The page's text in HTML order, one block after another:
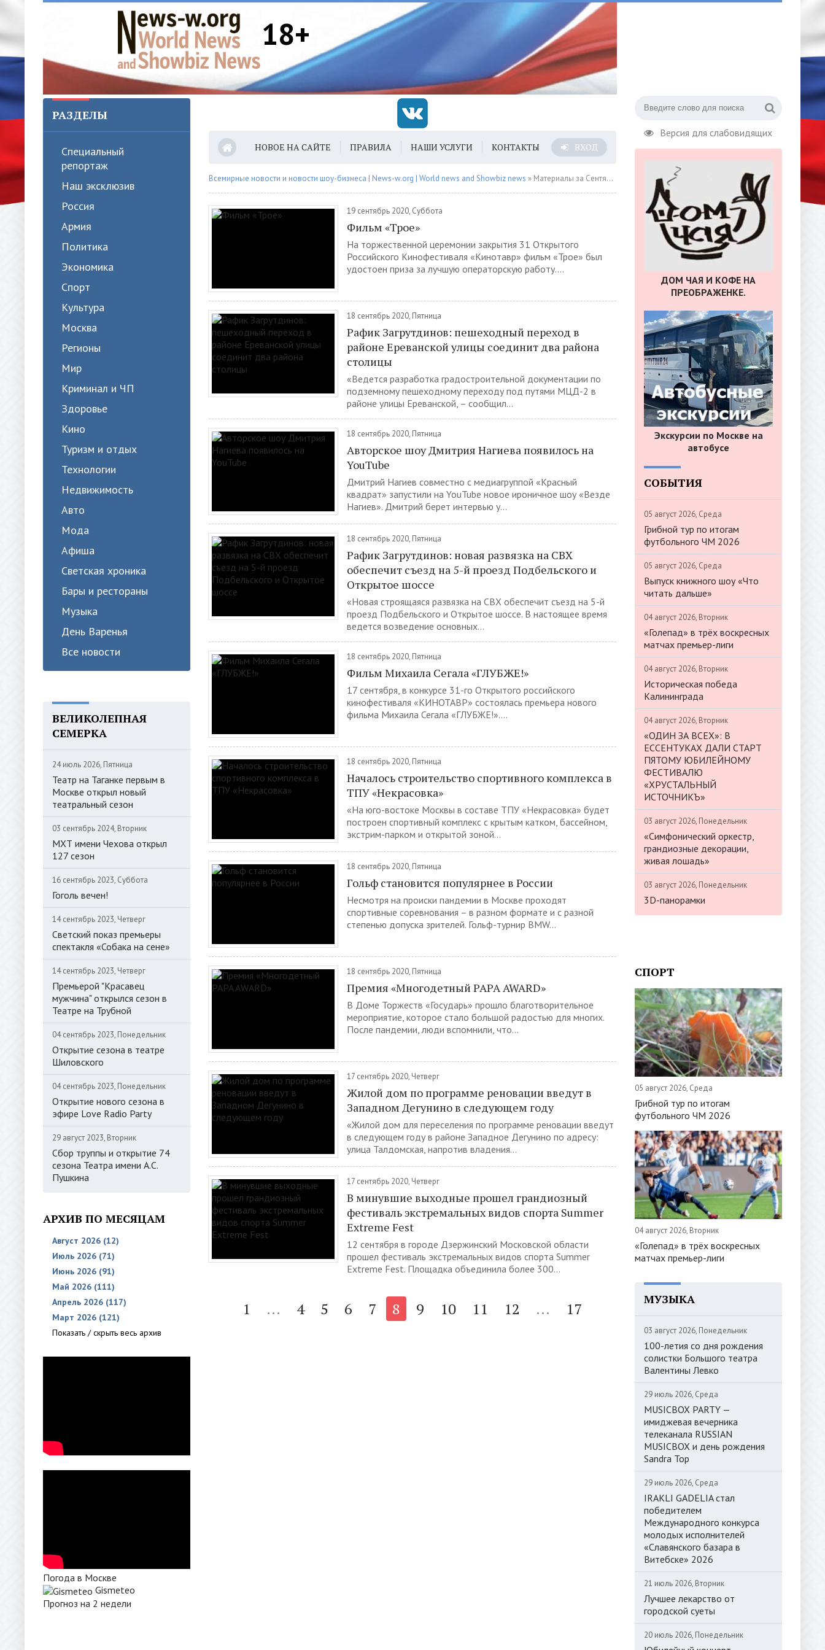
18+
Версия для слабовидящих
РАЗДЕЛЫ
Специальный
репортаж
Наш эксклюзив
Россия
Армия
Политика
Экономика
Спорт
Культура
Москва
Регионы
Мир
Криминал и ЧП
Здоровье
Кино
Туризм и отдых
Технологии
Недвижимость
Авто
Мода
Афиша
Светская хроника
Бары и рестораны
Музыка
День Варенья
Все новости
ВЕЛИКОЛЕПНАЯ
СЕМЕРКА
24 июль 2026, Пятница
Театр на Таганке первым в
Москве открыл новый
театральный сезон
03 сентябрь 2024, Вторник
МХТ имени Чехова открыл
127 сезон
16 сентябрь 2023, Суббота
Гоголь вечен!
14 сентябрь 2023, Четверг
Светский показ премьеры
спектакля «Собака на сене»
14 сентябрь 2023, Четверг
Премьерой "Красавец
мужчина" открылся сезон в
Театре на Трубной
04 сентябрь 2023, Понедельник
Открытие сезона в театре
Шиловского
04 сентябрь 2023, Понедельник
Открытие нового сезона в
эфире Love Radio Party
29 август 2023, Вторник
Сбор труппы и открытие 74
сезона Театра имени А.С.
Пушкина
АРХИВ ПО МЕСЯЦАМ
Август 2026 (12)
Июль 2026 (71)
Июнь 2026 (91)
Май 2026 (111)
Апрель 2026 (117)
Март 2026 (121)
Показать / скрыть весь архив
Погода в Москве
Gismeteo
Прогноз на 2 недели
НОВОЕ НА САЙТЕ ПРАВИЛА НАШИ УСЛУГИ КОНТАКТЫ ВХОД
Всемирные новости и новости шоу-бизнеса | News-w.org | World news and Showbiz news » Материалы за Сентябрь 2020 года » Страница 8
19 сентябрь 2020, Суббота
Фильм «Трое»
На торжественной церемонии закрытия 31 Открытого
Российского Кинофестиваля «Кинотавр» фильм «Трое» был
удостоен приза за лучшую операторскую работу....
18 сентябрь 2020, Пятница
Рафик Загрутдинов: пешеходный переход в
районе Ереванской улицы соединит два района
столицы
«Ведется разработка градостроительной документации по
подземному пешеходному переходу под путями МЦД-2 в
районе улицы Ереванской, – сообщил...
18 сентябрь 2020, Пятница
Авторское шоу Дмитрия Нагиева появилось на
YouTube
Дмитрий Нагиев совместно с медиагруппой «Красный
квадрат» запустили на YouTube новое ироничное шоу «Везде
Нагиев». Дмитрий берет интервью у...
18 сентябрь 2020, Пятница
Рафик Загрутдинов: новая развязка на СВХ
обеспечит съезд на 5-й проезд Подбельского и
Открытое шоссе
«Новая строящаяся развязка на СВХ обеспечит съезд на 5-й
проезд Подбельского и Открытое шоссе. В настоящее время
ведется возведение основных...
18 сентябрь 2020, Пятница
Фильм Михаила Сегала «ГЛУБЖЕ!»
17 сентября, в конкурсе 31-го Открытого российского
кинофестиваля «КИНОТАВР» состоялась премьера нового
фильма Михаила Сегала «ГЛУБЖЕ!»....
18 сентябрь 2020, Пятница
Началось строительство спортивного комплекса в
ТПУ «Некрасовка»
«На юго-востоке Москвы в составе ТПУ «Некрасовка» будет
построен спортивный комплекс с крытым катком, бассейном,
экстрим-парком и открытой зоной...
18 сентябрь 2020, Пятница
Гольф становится популярнее в России
Несмотря на происки пандемии в Москве проходят
спортивные соревнования – в разном формате и с разной
степенью допуска зрителей. Гольф-турнир BMW...
18 сентябрь 2020, Пятница
Премия «Многодетный PAPA AWARD»
В Доме Торжеств «Государь» прошло благотворительное
мероприятие, которое стало большой радостью для многих.
После пандемии, люди вспомнили, что...
17 сентябрь 2020, Четверг
Жилой дом по программе реновации введут в
Западном Дегунино в следующем году
«Жилой дом для переселения по программе реновации введут
в следующем году в районе Западное Дегунино по адресу:
улица Талдомская, напротив владения...
17 сентябрь 2020, Четверг
В минувшие выходные прошел грандиозный
фестиваль экстремальных видов спорта Summer
Extreme Fest
12 сентября в городе Дзержинский Московской области
прошел фестиваль экстремальных видов спорта Summer
Extreme Fest. Площадка объединила более 300...
1 ... 4 5 6 7 8 9 10 11 12 ... 17
ДОМ ЧАЯ И КОФЕ НА
ПРЕОБРАЖЕНКЕ.
Экскурсии по Москве на
автобусе
СОБЫТИЯ
05 август 2026, Среда
Грибной тур по итогам
футбольного ЧМ 2026
05 август 2026, Среда
Выпуск книжного шоу «Что
читать дальше»
04 август 2026, Вторник
«Голепад» в трёх воскресных
матчах премьер-лиги
04 август 2026, Вторник
Историческая победа
Калининграда
04 август 2026, Вторник
«ОДИН ЗА ВСЕХ»: В
ЕССЕНТУКАХ ДАЛИ СТАРТ
ПЯТОМУ ЮБИЛЕЙНОМУ
ФЕСТИВАЛЮ
«ХРУСТАЛЬНЫЙ
ИСТОЧНИКЪ»
03 август 2026, Понедельник
«Симфонический оркестр,
грандиозные декорации,
живая лошадь»
03 август 2026, Понедельник
3D-панорамки
СПОРТ
05 август 2026, Среда
Грибной тур по итогам
футбольного ЧМ 2026
04 август 2026, Вторник
«Голепад» в трёх воскресных
матчах премьер-лиги
МУЗЫКА
03 август 2026, Понедельник
100-летия со дня рождения
солистки Большого театра
Валентины Левко
29 июль 2026, Среда
MUSICBOX PARTY —
имиджевая вечерника
телеканала RUSSIAN
MUSICBOX и день рождения
Sandra Top
29 июль 2026, Среда
IRAKLI GADELIA стал
победителем
Международного конкурса
молодых исполнителей
«Славянского базара в
Витебске» 2026
21 июль 2026, Вторник
Лучшее лекарство от
городской суеты
20 июль 2026, Понедельник